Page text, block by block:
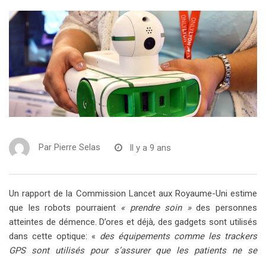
Par Pierre Selas Il y a 9 ans
Un rapport de la Commission Lancet aux Royaume-Uni estime
que les robots pourraient « prendre soin »des personnes
atteintes de démence. D’ores et déjà, des gadgets sont utilisés
dans cette optique: « des équipements comme les trackers
GPS sont utilisés pour s’assurer que les patients ne se